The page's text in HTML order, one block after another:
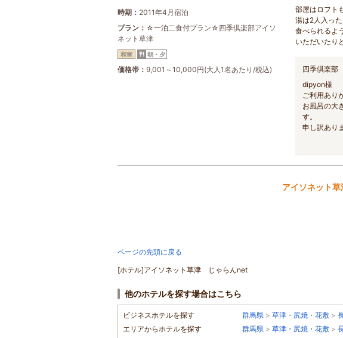
時期
2011年4月宿泊
プラン
☆一泊二食付プラン☆四季倶楽部アイソ
ネット草津
和室 朝・夕
価格帯 9,001～10,000円(大人1名あたり/税込)
部屋はロフト
湯は2人入っ
食べられるよ
いただいたり
四季倶楽部
dipyon様
ご利用あり
お風呂の大
す。
申し訳あり
アイソネット草
ページの先頭に戻る
[ホテル]アイソネット草津 じゃらんnet
他のホテルを探す場合はこちら
ビジネスホテルを探す 群馬県 > 草津・尻焼・花敷 >
エリアからホテルを探す
群馬県 > 草津・尻焼・花敷 >